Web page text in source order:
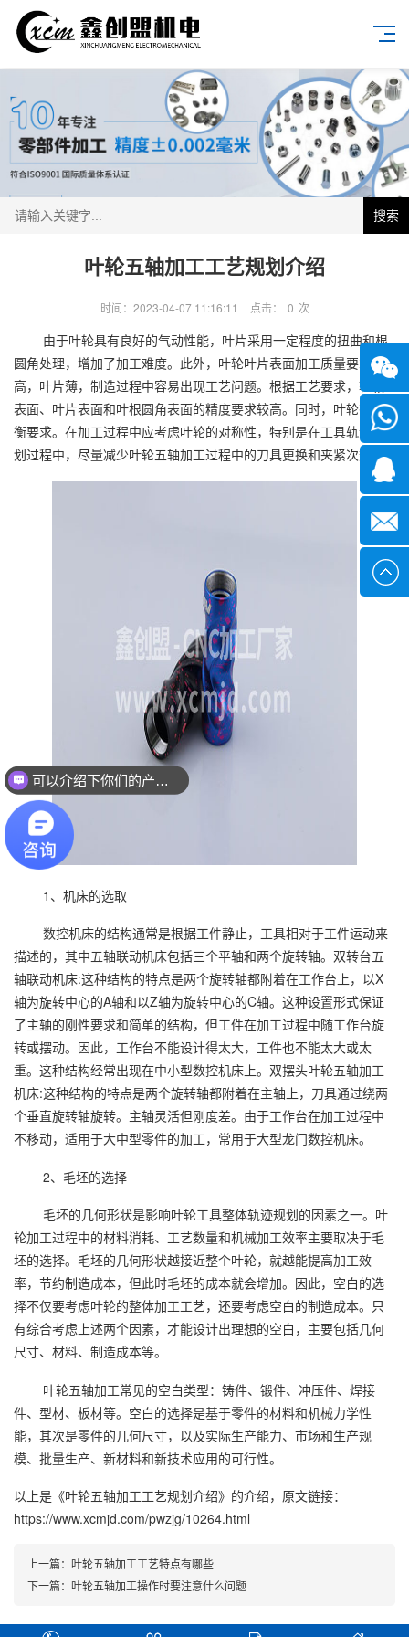
搜索
叶轮五轴加工工艺规划介绍
时间：2023-04-07 11:16:11 点击： 0 次
由于叶轮具有良好的气动性能，叶片采用一定程度的扭曲和根
圆角处理，增加了加工难度。此外，叶轮叶片表面加工质量要求
高，叶片薄，制造过程中容易出现工艺问题。根据工艺要求，轮毂
表面、叶片表面和叶根圆角表面的精度要求较高。同时，叶轮有平
衡要求。在加工过程中应考虑叶轮的对称性，特别是在工具轨迹规
划过程中，尽量减少叶轮五轴加工过程中的刀具更换和夹紧次数。
1、机床的选取
数控机床的结构通常是根据工件静止，工具相对于工件运动来
描述的，其中五轴联动机床包括三个平轴和两个旋转轴。双转台五
轴联动机床:这种结构的特点是两个旋转轴都附着在工作台上，以X
轴为旋转中心的A轴和以Z轴为旋转中心的C轴。这种设置形式保证
了主轴的刚性要求和简单的结构，但工件在加工过程中随工作台旋
转或摆动。因此，工作台不能设计得太大，工件也不能太大或太
重。这种结构经常出现在中小型数控机床上。双摆头叶轮五轴加工
机床:这种结构的特点是两个旋转轴都附着在主轴上，刀具通过绕两
个垂直旋转轴旋转。主轴灵活但刚度差。由于工作台在加工过程中
不移动，适用于大中型零件的加工，常用于大型龙门数控机床。
2、毛坯的选择
毛坯的几何形状是影响叶轮工具整体轨迹规划的因素之一。叶
轮加工过程中的材料消耗、工艺数量和机械加工效率主要取决于毛
坯的选择。毛坯的几何形状越接近整个叶轮，就越能提高加工效
率，节约制造成本，但此时毛坯的成本就会增加。因此，空白的选
择不仅要考虑叶轮的整体加工工艺，还要考虑空白的制造成本。只
有综合考虑上述两个因素，才能设计出理想的空白，主要包括几何
尺寸、材料、制造成本等。
叶轮五轴加工常见的空白类型：铸件、锻件、冲压件、焊接
件、型材、板材等。空白的选择是基于零件的材料和机械力学性
能，其次是零件的几何尺寸，以及实际生产能力、市场和生产规
模、批量生产、新材料和新技术应用的可行性。
以上是 《叶轮五轴加工工艺规划介绍》 的介绍，原文链接：
https://www.xcmjd.com/pwzjg/10264.html
上一篇： 叶轮五轴加工工艺特点有哪些
下一篇： 叶轮五轴加工操作时要注意什么问题
微信